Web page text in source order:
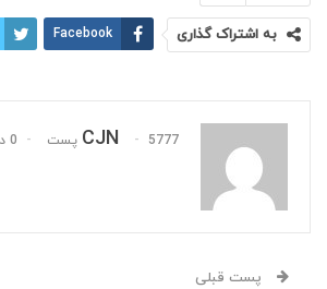
به اشتراک گذاری Facebook
CJN 5777 پست 0 دیدگاه
پست قبلی